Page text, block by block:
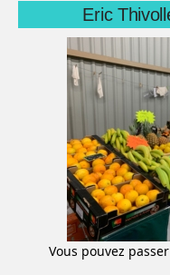
Eric
Vous pouvez